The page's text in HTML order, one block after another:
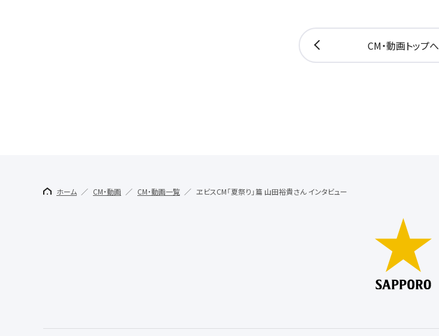
CM・動画トップへ
ホーム CM・動画 CM・動画一覧 ヱビスCM「夏祭り」篇 山田裕貴さん インタビュー